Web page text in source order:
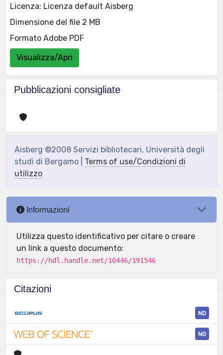
Licenza: Licenza default Aisberg
Dimensione del file 2 MB
Formato Adobe PDF
Visualizza/Apri
Pubblicazioni consigliate
Aisberg ©2008 Servizi bibliotecari, Università degli
studi di Bergamo | Terms of use/Condizioni di
utilizzo
Informazioni
Utilizza questo identificativo per citare o creare
un link a questo documento:
https://hdl.handle.net/10446/191546
Citazioni
ND
ND